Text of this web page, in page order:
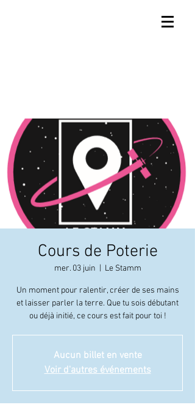
Cours de Poterie
mer. 03 juin Le Stamm
Un moment pour ralentir, créer de ses mains
et laisser parler la terre. Que tu sois débutant
ou déjà initié, ce cours est fait pour toi !
Aucun billet en vente
Voir d'autres événements